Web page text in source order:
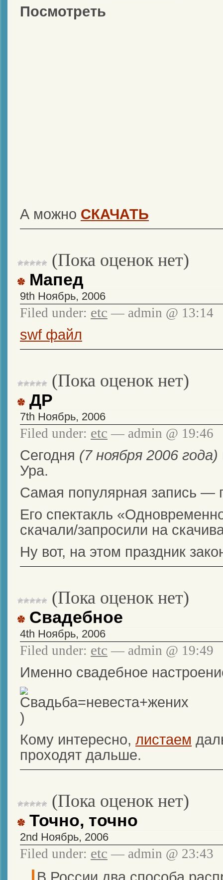
Посмотреть
А можно СКАЧАТЬ
(Пока оценок нет)
Мапед
9th Ноябрь, 2006
Filed under: etc — admin @ 13:14
swf файл
(Пока оценок нет)
ДР
7th Ноябрь, 2006
Filed under: etc — admin @ 19:46
Сегодня (7 ноября 2006 года)
Ура.
Самая популярная запись —
Его спектакль
скачали/запросили на
Ну вот, на этом праздник
(Пока оценок нет)
Свадебное
4th Ноябрь, 2006
Filed under: etc — admin @ 19:49
Именно свадебное
Кому интересно, листаем
проходят дальше.
(Пока оценок нет)
Точно, точно
2nd Ноябрь, 2006
Filed under: etc — admin @ 23:43